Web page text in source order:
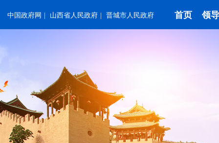
中国政府网 山西省人民政府 晋城市人民政府 首页 领